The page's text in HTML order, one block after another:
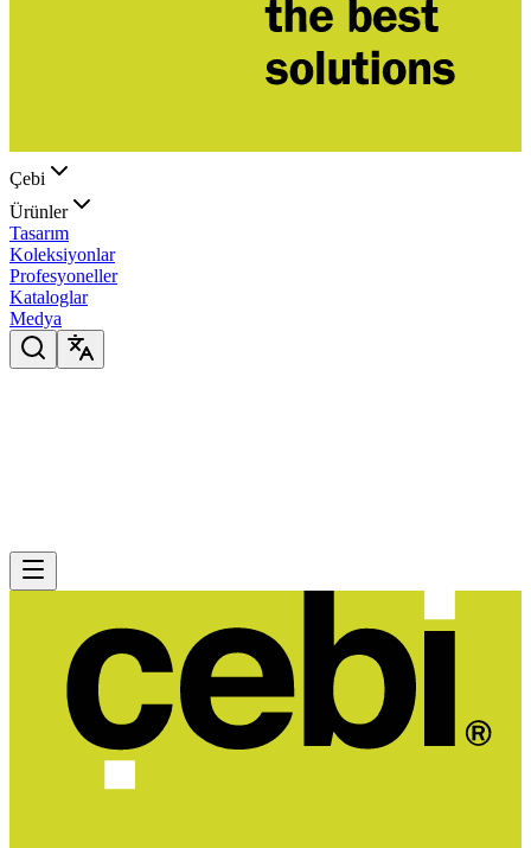
Çebi
Ürünler
Tasarım
Koleksiyonlar
Profesyoneller
Kataloglar
Medya